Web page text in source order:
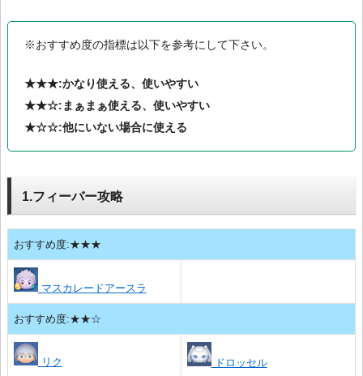
※おすすめ度の指標は以下を参考にして下さい。
★★★:かなり使える、使いやすい
★★☆:まぁまぁ使える、使いやすい
★☆☆:他にいない場合に使える
1.フィーバー攻略
おすすめ度:★★★
マスカレードアースラ
おすすめ度:★★☆
リク ドロッセル